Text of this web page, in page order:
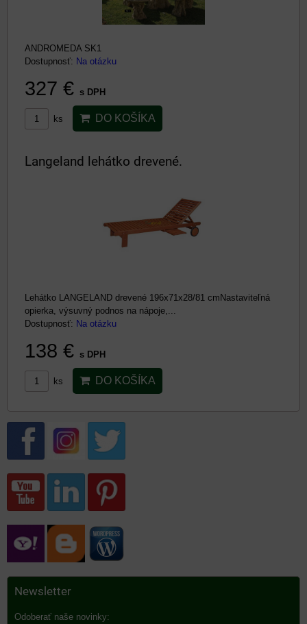
ANDROMEDA SK1
Dostupnosť: Na otázku
327 € s DPH
ks DO KOŠÍKA
Langeland lehátko drevené.
Lehátko LANGELAND drevené 196x71x28/81 cmNastaviteľná
opierka, výsuvný podnos na nápoje,...
Dostupnosť: Na otázku
138 € s DPH
ks DO KOŠÍKA
Newsletter
Odoberať naše novinky: